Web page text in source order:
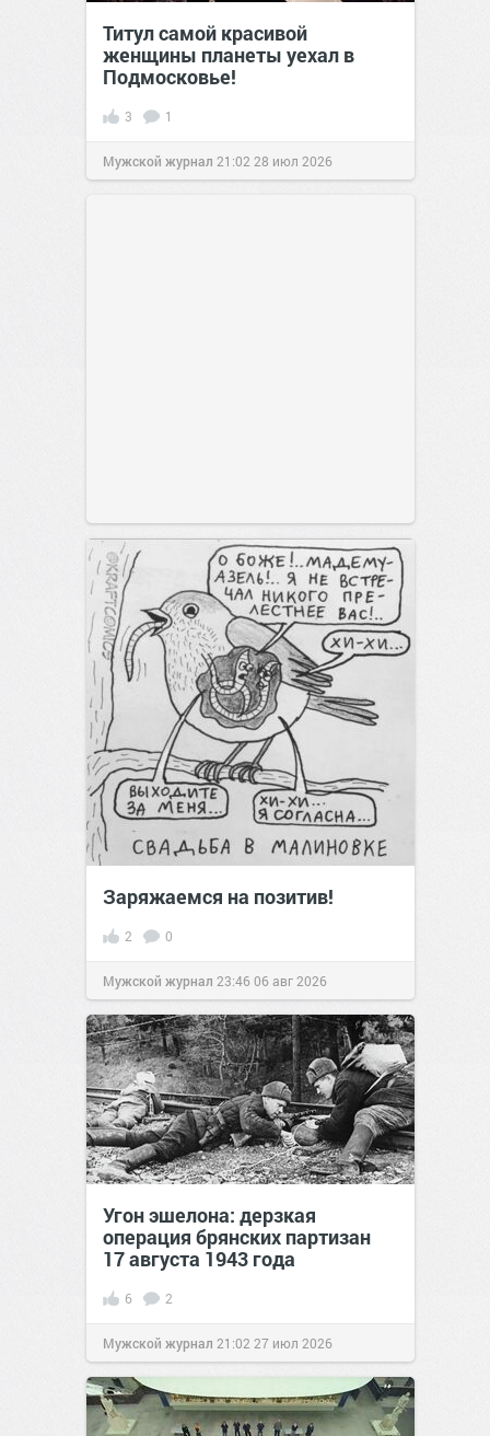
Титул самой красивой
женщины планеты уехал в
Подмосковье!
3 1
Мужской журнал 21:02 28 июл 2026
Заряжаемся на позитив!
2 0
Мужской журнал 23:4606 авг 2026
Угон эшелона: дерзкая
операция брянских партизан
17 августа 1943 года
6 2
Мужской журнал 21:02 27 июл 2026